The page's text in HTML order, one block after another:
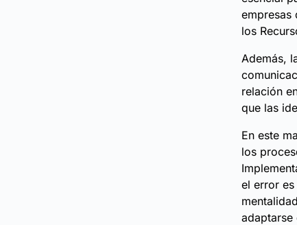
empresas
los
Además,
relación
que las
En este
los
el error
adaptarse